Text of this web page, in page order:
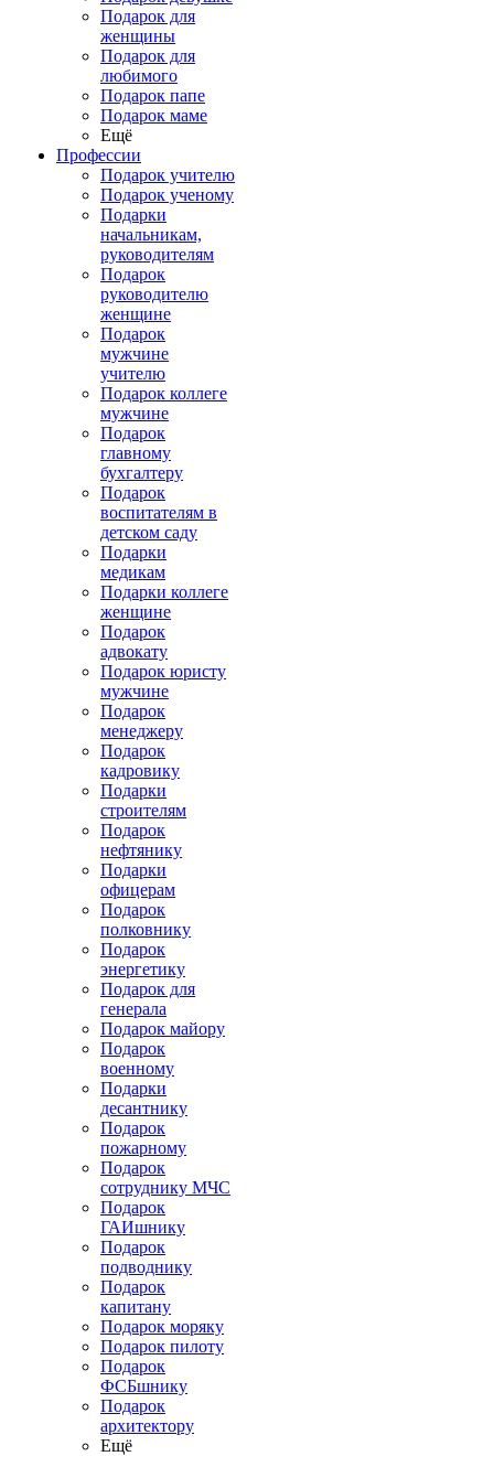
Подарок для
женщины
Подарок для
любимого
Подарок папе
Подарок маме
Ещё
Профессии
Подарок учителю
Подарок ученому
Подарки
начальникам,
руководителям
Подарок
руководителю
женщине
Подарок
мужчине
учителю
Подарок коллеге
мужчине
Подарок
главному
бухгалтеру
Подарок
воспитателям в
детском саду
Подарки
медикам
Подарки коллеге
женщине
Подарок
адвокату
Подарок юристу
мужчине
Подарок
менеджеру
Подарок
кадровику
Подарки
строителям
Подарок
нефтянику
Подарки
офицерам
Подарок
полковнику
Подарок
энергетику
Подарок для
генерала
Подарок майору
Подарок
военному
Подарки
десантнику
Подарок
пожарному
Подарок
сотруднику МЧС
Подарок
ГАИшнику
Подарок
подводнику
Подарок
капитану
Подарок моряку
Подарок пилоту
Подарок
ФСБшнику
Подарок
архитектору
Ещё